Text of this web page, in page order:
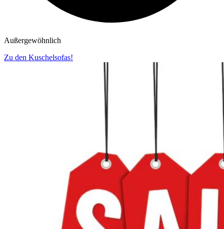
Außergewöhnlich
Zu den Kuschelsofas!